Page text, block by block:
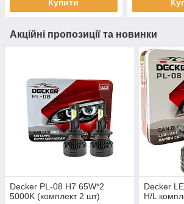
Купити
Акційні пропозиції та новинки
Decker PL-08 H7 65W*2
5000K (комплект 2 шт)
Decker
H/L